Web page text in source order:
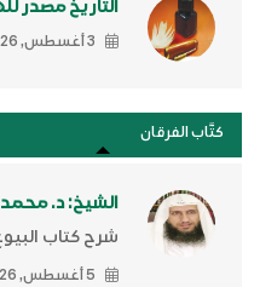
التاريخ مصدر
3 أغسطس, 2026
كتَّاب الفرقان
الشيخ: د. محمد
شرح كتاب
5 أغسطس, 2026